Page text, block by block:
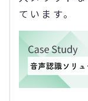
ています。